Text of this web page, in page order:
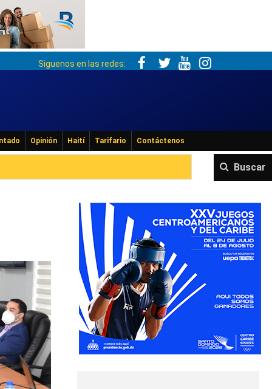
Siguenos en las redes:
Opinión Haití Tarifario Contáctenos
Buscar